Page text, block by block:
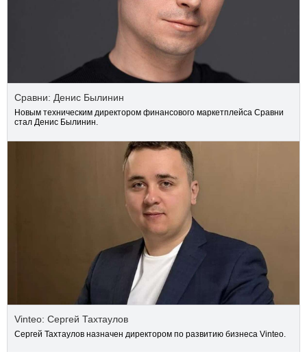
Сравни: Денис Былинин
Новым техническим директором финансового маркетплейса Сравни
стал Денис Былинин.
Vinteo: Сергей Тахтаулов
Сергей Тахтаулов назначен директором по развитию бизнеса Vinteo.